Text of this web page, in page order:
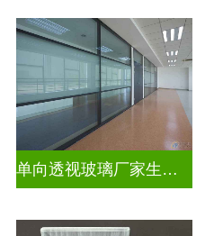
单向透视玻璃厂家生产安装